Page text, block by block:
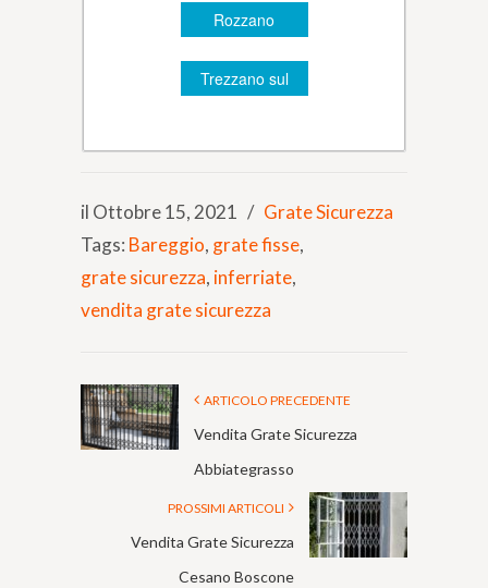
Rozzano
Trezzano sul
il Ottobre 15, 2021 / Grate Sicurezza
Tags: Bareggio, grate fisse,
grate sicurezza, inferriate,
vendita grate sicurezza
ARTICOLO PRECEDENTE
Vendita Grate Sicurezza
Abbiategrasso
PROSSIMI ARTICOLI
Vendita Grate Sicurezza
Cesano Boscone